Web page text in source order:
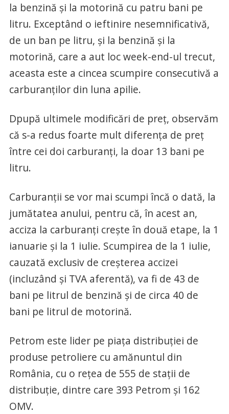
la benzină și la motorină cu patru bani pe
litru. Exceptând o ieftinire nesemnificativă,
de un ban pe litru, și la benzină și la
motorină, care a aut loc week-end-ul trecut,
aceasta este a cincea scumpire consecutivă a
carburanților din luna apilie.
Dpupă ultimele modificări de preț, observăm
că s-a redus foarte mult diferența de preț
între cei doi carburanți, la doar 13 bani pe
litru.
Carburanții se vor mai scumpi încă o dată, la
jumătatea anului, pentru că, în acest an,
acciza la carburanți crește în două etape, la 1
ianuarie și la 1 iulie. Scumpirea de la 1 iulie,
cauzată exclusiv de creșterea accizei
(incluzând și TVA aferentă), va fi de 43 de
bani pe litrul de benzină și de circa 40 de
bani pe litrul de motorină.
Petrom este lider pe piața distribuției de
produse petroliere cu amănuntul din
România, cu o rețea de 555 de stații de
distribuție, dintre care 393 Petrom și 162
OMV.